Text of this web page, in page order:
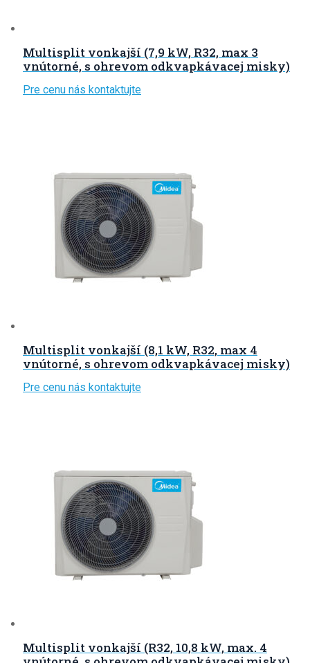
Multisplit vonkajší (7,9 kW, R32, max 3
vnútorné, s ohrevom odkvapkávacej misky)
Pre cenu nás kontaktujte
Multisplit vonkajší (8,1 kW, R32, max 4
vnútorné, s ohrevom odkvapkávacej misky)
Pre cenu nás kontaktujte
Multisplit vonkajší (R32, 10,8 kW, max. 4